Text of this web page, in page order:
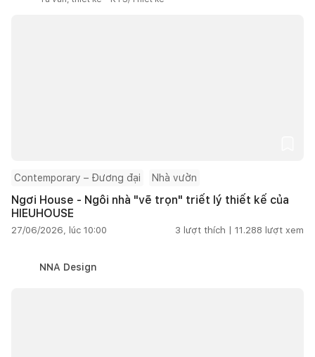
Contemporary – Đương đại Nhà vườn
Ngơi House - Ngôi nhà "vẽ trọn" triết lý thiết kế của
HIEUHOUSE
27/06/2026, lúc 10:00 3 lượt thích | 11.288 lượt xem
NNA Design